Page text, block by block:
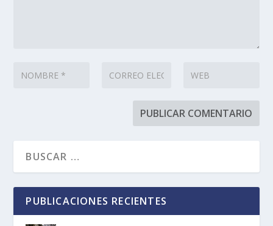
PUBLICACIONES RECIENTES